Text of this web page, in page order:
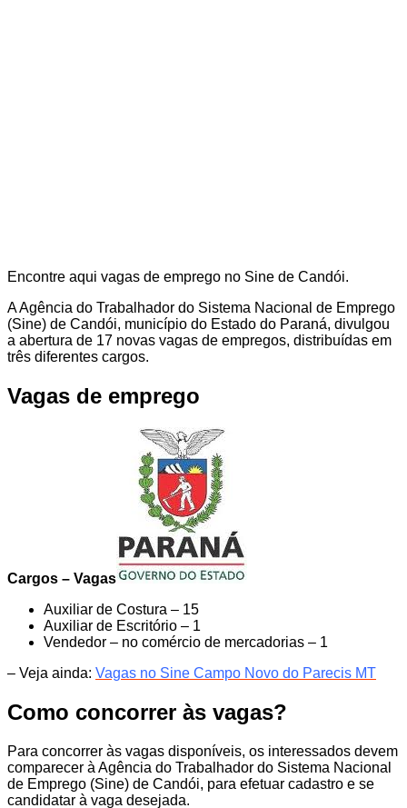
Encontre aqui vagas de emprego no Sine de Candói.
A Agência do Trabalhador do Sistema Nacional de Emprego
(Sine) de Candói, município do Estado do Paraná, divulgou
a abertura de 17 novas vagas de empregos, distribuídas em
três diferentes cargos.
Vagas de emprego
Cargos – Vagas
Auxiliar de Costura – 15
Auxiliar de Escritório – 1
Vendedor – no comércio de mercadorias – 1
– Veja ainda: Vagas no Sine Campo Novo do Parecis MT
Como concorrer às vagas?
Para concorrer às vagas disponíveis, os interessados devem
comparecer à Agência do Trabalhador do Sistema Nacional
de Emprego (Sine) de Candói, para efetuar cadastro e se
candidatar à vaga desejada.